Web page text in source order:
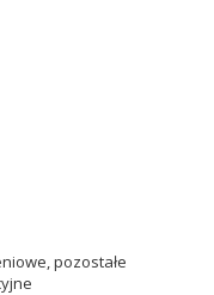
pozostałe